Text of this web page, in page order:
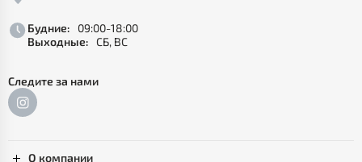
Будние:
09:00-18:00
Выходные: СБ, ВС
Следите за нами
О компании